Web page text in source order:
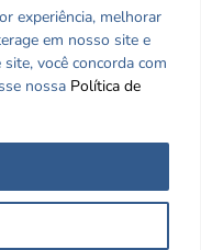
experiência, melhorar
em nosso site e
você concorda com
nossa Política de
MS. Copyrigth ©2026